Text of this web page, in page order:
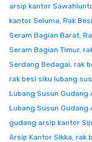
arsip kantor
kantor Seluma, Rak
Seram Bagian Barat,
Seram Bagian Timur,
Serdang Bedagai, rak
rak besi siku lubang
Lubang Susun Gudang
Lubang Susun Gudang
gudang arsip kantor
Arsip Kantor Sikka, rak